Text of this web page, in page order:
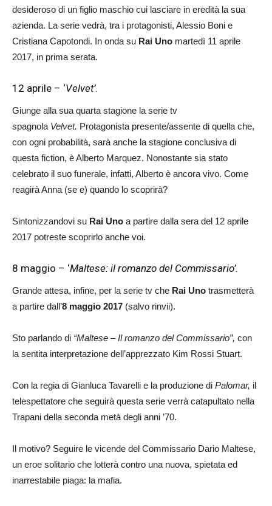
desideroso di un figlio maschio cui lasciare in eredità la sua
azienda. La serie vedrà, tra i protagonisti, Alessio Boni e
Cristiana Capotondi. In onda su Rai Uno martedì 11 aprile
2017, in prima serata.
12 aprile – ‘Velvet’.
Giunge alla sua quarta stagione la serie tv
spagnola Velvet. Protagonista presente/assente di quella che,
con ogni probabilità, sarà anche la stagione conclusiva di
questa fiction, è Alberto Marquez. Nonostante sia stato
celebrato il suo funerale, infatti, Alberto è ancora vivo. Come
reagirà Anna (se e) quando lo scoprirà?
Sintonizzandovi su Rai Uno a partire dalla sera del 12 aprile
2017 potreste scoprirlo anche voi.
8 maggio – ‘Maltese: il romanzo del Commissario’.
Grande attesa, infine, per la serie tv che Rai Uno trasmetterà
a partire dall’8 maggio 2017 (salvo rinvii).
Sto parlando di “Maltese – Il romanzo del Commissario”, con
la sentita interpretazione dell’apprezzato Kim Rossi Stuart.
Con la regia di Gianluca Tavarelli e la produzione di Palomar, il
telespettatore che seguirà questa serie verrà catapultato nella
Trapani della seconda metà degli anni ’70.
Il motivo? Seguire le vicende del Commissario Dario Maltese,
un eroe solitario che lotterà contro una nuova, spietata ed
inarrestabile piaga: la mafia.